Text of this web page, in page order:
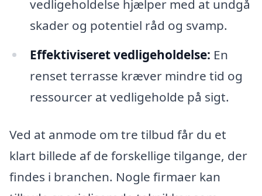
vedligeholdelse hjælper med at undgå
skader og potentiel råd og svamp.
Effektiviseret vedligeholdelse: En
renset terrasse kræver mindre tid og
ressourcer at vedligeholde på sigt.
Ved at anmode om tre tilbud får du et
klart billede af de forskellige tilgange, der
findes i branchen. Nogle firmaer kan